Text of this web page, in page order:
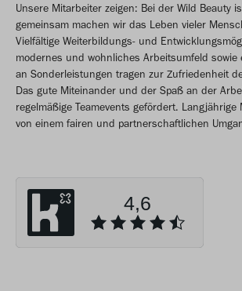
Unsere Mitarbeiter zeigen: Bei der Wild Beauty
gemeinsam machen wir das Leben vieler
Vielfältige Weiterbildungs- und
modernes und wohnliches Arbeitsumfeld sowie
an Sonderleistungen tragen zur Zufriedenheit
Das gute Miteinander und der Spaß an der
regelmäßige Teamevents gefördert. Langjährige
von einem fairen und partnerschaftlichen